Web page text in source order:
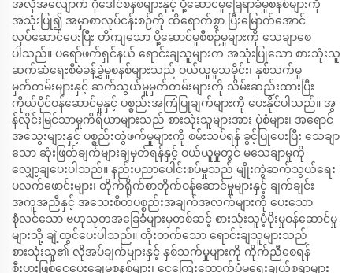
အလိုအလျောက် ဂိုဒေါင်စနစ်များနှင့် ပို့ဆောင်မှုခြေရာခံမှုစနစ်များကို
အသုံးပြု၍ အမှာစာလုပ်ငန်းစဉ်ကို ထိရောက်စွာ ပြီးမြောက်အောင်
လုပ်ဆောင်ပေးပြီး တိကျသော ပို့ဆောင်မှုစီစဉ်မှုများကို သေချာစေ
ပါသည်။ ပရော်ဖက်ရှင်နယ် ရောင်းချသူများက အသုံးပြုသော စားသုံးသူ
ဆက်ဆံရေးစီမံခန့်ခွဲမှုစနစ်များသည် ဝယ်ယူမှုသမိုင်း၊ နှစ်သက်မှု
မှတ်တမ်းများနှင့် ဆက်သွယ်မှုမှတ်တမ်းများကို သိမ်းဆည်းထားပြီး
ကိုယ်ပိုင်ဝန်ဆောင်မှုနှင့် ပစ္စည်းအကြံပြုချက်များကို ပေးနိုင်ပါသည်။ အွ
န်လိုင်းမြင်သာမှုကိရိယာများသည် စားသုံးသူများအား ပုံစံများ၊ အရောင်
အသွေးများနှင့် ပစ္စည်းတွဲဖက်မှုများကို စမ်းသပ်ရန် ခွင့်ပြုပေးပြီး သေချာ
သော ဆုံးဖြတ်ချက်များချမှတ်ရန်နှင့် ဝယ်ယူမှုတွင် မသေချာမှုကို
လျှော့ချပေးပါသည်။ နည်းပညာပေါင်းစပ်မှုသည် မျိုးကွဲဆက်သွယ်ရေး
ပလက်ဖောင်းများ၊ တိုက်ရိုက်စာတိုက်ဝန်ဆောင်မှုများနှင့် ချက်ချင်း
အကူအညီနှင့် အသေးစိတ်ပစ္စည်းအချက်အလက်များကို ပေးသော
စုံလင်သော ဗဟုသုတအခြေခံများမှတစ်ဆင့် စားသုံးသူပံ့ပိုးမှုဝန်ဆောင်မှု
များသို့ ချဲ့ထွင်ပေးပါသည်။ တိုးတက်သော ရောင်းချသူများသည်
စားသုံးသူ၏ လိုအပ်ချက်များနှင့် နှစ်သက်မှုများကို ကိုက်ညီစေရန်
စီးပွားဖြစ်ငွေပေးချေမှုစနစ်များ၊ ငွေကြေးထောက်ပံ့မှုရွေးချယ်စရာများ